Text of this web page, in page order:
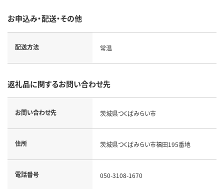
お申込み・配送・その他
配送方法 常温
返礼品に関するお問い合わせ先
お問い合わせ先 茨城県つくばみらい市
住所 茨城県つくばみらい市福田195番地
電話番号 050-3108-1670